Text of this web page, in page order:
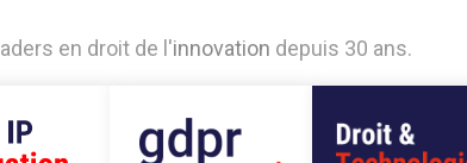
aders en droit de 'innovation depuis 30 ans.